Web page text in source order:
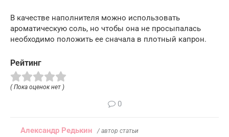
В качестве наполнителя можно использовать
ароматическую соль, но чтобы она не просыпалась
необходимо положить ее сначала в плотный капрон.
Рейтинг
( Пока оценок нет )
0
Александр Редькин / автор статьи